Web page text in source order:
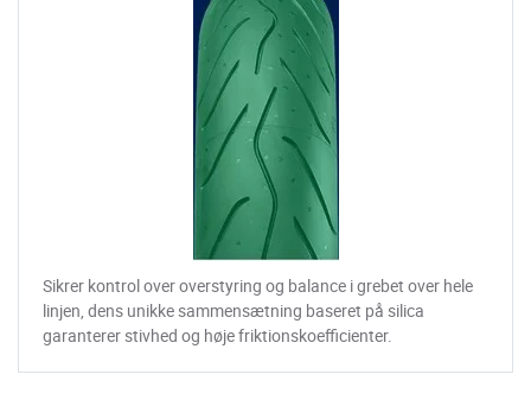
Sikrer kontrol over overstyring og balance i grebet over hele
linjen, dens unikke sammensætning baseret på silica
garanterer stivhed og høje friktionskoefficienter.